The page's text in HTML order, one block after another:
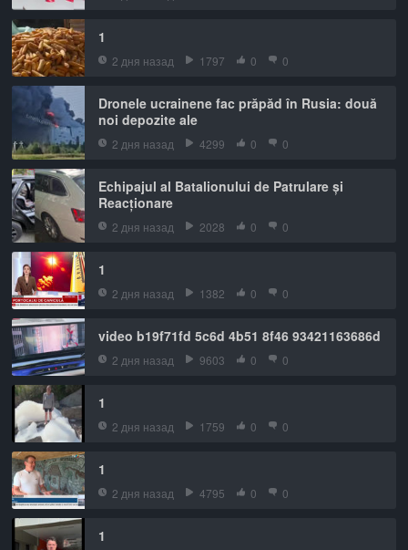
1
2 дня назад 1797 0 0
Dronele ucrainene fac prăpăd în Rusia: două
noi depozite ale
2 дня назад 4299 0 0
Echipajul al Batalionului de Patrulare și
Reacționare
2 дня назад 2028 0 0
1
2 дня назад 1382 0 0
video b19f71fd 5c6d 4b51 8f46 93421163686d
2 дня назад 9603 0 0
1
2 дня назад 1759 0 0
1
2 дня назад 4795 0 0
1